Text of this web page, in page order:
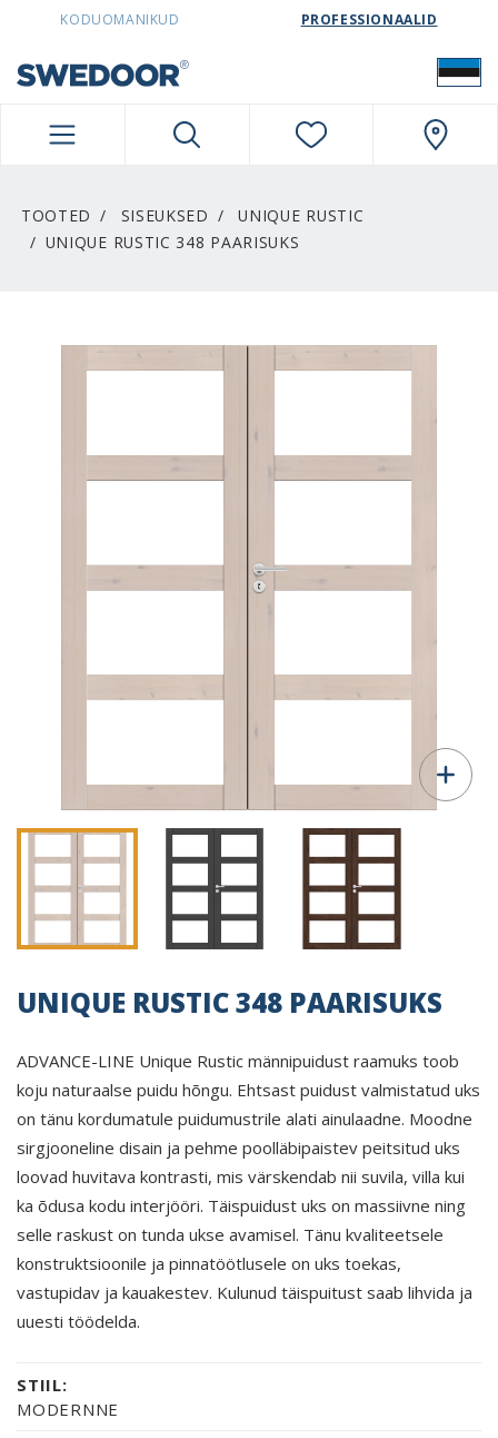
SWEDOORESTONIA NAVIGATION
KODUOMANIKUD PROFESSIONAALID
TOOTED SISEUKSED
UNIQUE RUSTIC
UNIQUE RUSTIC 348 PAARISUKS
UNIQUE RUSTIC 348 PAARISUKS
ADVANCE-LINE Unique Rustic männipuidust raamuks toob
koju naturaalse puidu hõngu. Ehtsast puidust valmistatud uks
on tänu kordumatule puidumustrile alati ainulaadne. Moodne
sirgjooneline disain ja pehme poolläbipaistev peitsitud uks
loovad huvitava kontrasti, mis värskendab nii suvila, villa kui
ka õdusa kodu interjööri. Täispuidust uks on massiivne ning
selle raskust on tunda ukse avamisel. Tänu kvaliteetsele
konstruktsioonile ja pinnatöötlusele on uks toekas,
vastupidav ja kauakestev. Kulunud täispuitust saab lihvida ja
uuesti töödelda.
STIIL:
MODERNNE